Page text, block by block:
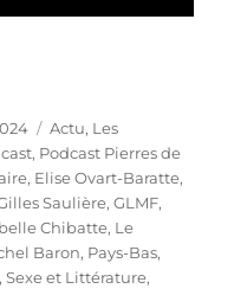
Catégories
Actu, Les
, Podcast Pierres de
, Elise Ovart-Baratte,
Saulière,GLMF,
Chibatte, Le
Baron, Pays-Bas,
,Sexe et Littérature,